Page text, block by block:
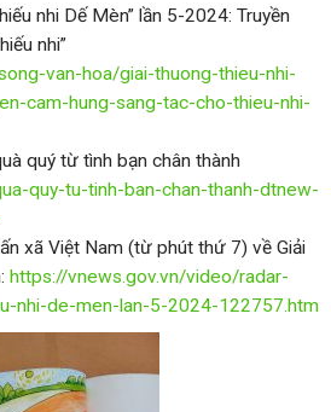
nhi Dế Mèn” lần 5-2024: Truyền
nhi”
van-hoa/giai-thuong-thieu-nhi-
cam-hung-sang-tac-cho-thieu-nhi-
quý từ tình bạn chân thành
quy-tu-tinh-ban-chan-thanh-dtnew-
xã Việt Nam (từ phút thứ 7) về Giải
https://vnews.gov.vn/video/radar-
nhi-de-men-lan-5-2024-122757.htm